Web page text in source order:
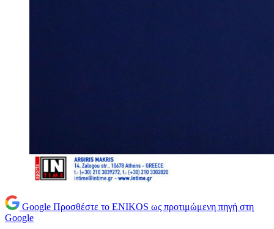
Google Προσθέστε το ENIKOS ως προτιμώμενη πηγή στη
Google